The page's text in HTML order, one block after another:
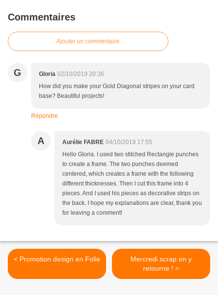
Commentaires
Ajouter un commentaire
G Gloria 02/10/2019 20:36
How did you make your Gold Diagonal stripes on your card
base? Beautiful projects!
Répondre
A Aurélie FABRE 04/10/2019 17:55
Hello Gloria. I used two stitched Rectangle punches
to create a frame. The two punches deemed
centered, which creates a frame with the following
different thicknesses. Then I cut this frame into 4
pieces. And I used his pieces as decorative strips on
the back. I hope my explanations are clear, thank you
for leaving a comment!
< Promotion design en Folie
Mercredi scrap on y
retourne ! >